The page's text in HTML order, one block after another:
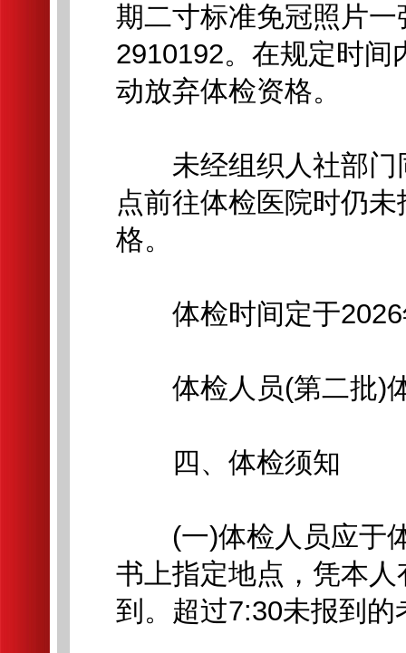
期二寸标准免冠照片
2910192。在规定时
动放弃体检资格。
未经组织人社部门
点前往体检医院时仍
格。
体检时间定于2026
体检人员(第二批)
四、体检须知
(一)体检人员应于体
书上指定地点，凭本
到。超过7:30未报到